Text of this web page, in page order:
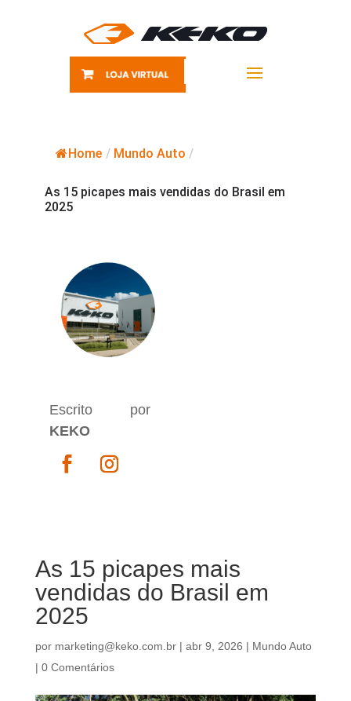
Home / Mundo Auto /
As 15 picapes mais vendidas do Brasil em
2025
Escrito por
KEKO
As 15 picapes mais
vendidas do Brasil em
2025
por marketing@keko.com.br| abr 9, 2026 | Mundo Auto
| 0 Comentários